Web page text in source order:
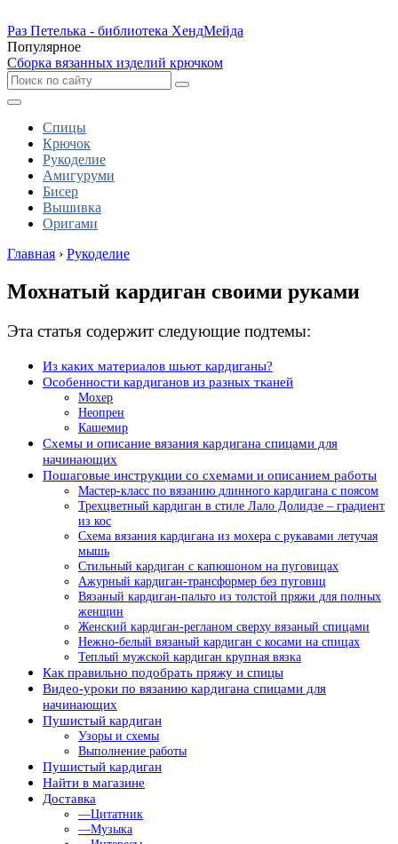
Раз Петелька - библиотека ХендМейда
Популярное
Сборка вязанных изделий крючком
Спицы
Крючок
Рукоделие
Амигуруми
Бисер
Вышивка
Оригами
Главная › Рукоделие
Мохнатый кардиган своими руками
Эта статья содержит следующие подтемы:
Из каких материалов шьют кардиганы?
Особенности кардиганов из разных тканей
Мохер
Неопрен
Кашемир
Схемы и описание вязания кардигана спицами для
начинающих
Пошаговые инструкции со схемами и описанием работы
Мастер-класс по вязанию длинного кардигана с поясом
Трехцветный кардиган в стиле Лало Долидзе – градиент
из кос
Схема вязания кардигана из мохера с рукавами летучая
мышь
Стильный кардиган с капюшоном на пуговицах
Ажурный кардиган-трансформер без пуговиц
Вязаный кардиган-пальто из толстой пряжи для полных
женщин
Женский кардиган-регланом сверху вязаный спицами
Нежно-белый вязаный кардиган с косами на спицах
Теплый мужской кардиган крупная вязка
Как правильно подобрать пряжу и спицы
Видео-уроки по вязанию кардигана спицами для
начинающих
Пушистый кардиган
Узоры и схемы
Выполнение работы
Пушистый кардиган
Найти в магазине
Доставка
—Цитатник
—Музыка